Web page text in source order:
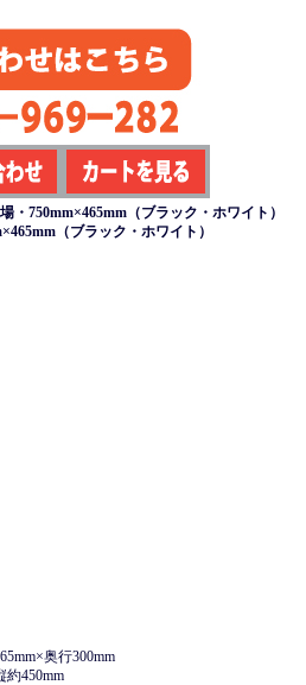
750mm×465mm（ブラック・ホワイト）
（ブラック・ホワイト）
奥行300mm
約450mm